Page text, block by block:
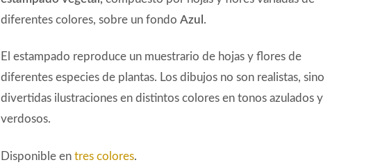
era:
156,16€.
es:
diferentes colores, sobre un fondoAzul .
El estampado reproduce un muestrario de hojas y flores de
diferentes especies de plantas. Los dibujos no son realistas, sino
divertidas ilustraciones en distintos colores en tonos azulados y
verdosos.
Disponible entres colores.